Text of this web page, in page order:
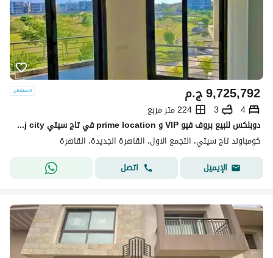
ج.م9,725,792
4
3
224 متر مربع
دوبلكس للبيع بروف فيو VIP و prime location في تاج سيتي taj city في التجمع
كومباوند تاج سيتي، التجمع الاول، القاهرة الجديدة، القاهرة
الإيميل
اتصل